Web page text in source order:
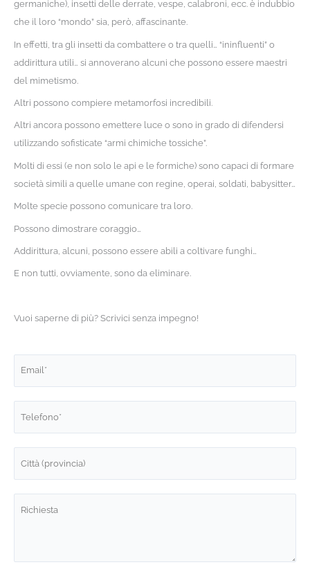
germaniche), insetti delle derrate, vespe, calabroni, ecc. è indubbio
che il loro “mondo” sia, però, affascinante.
In effetti, tra gli insetti da combattere o tra quelli… “ininfluenti” o
addirittura utili… si annoverano alcuni che possono essere maestri
del mimetismo.
Altri possono compiere metamorfosi incredibili.
Altri ancora possono emettere luce o sono in grado di difendersi
utilizzando sofisticate “armi chimiche tossiche”.
Molti di essi (e non solo le api e le formiche) sono capaci di formare
società simili a quelle umane con regine, operai, soldati, babysitter…
Molte specie possono comunicare tra loro.
Possono dimostrare coraggio…
Addirittura, alcuni, possono essere abili a coltivare funghi…
E non tutti, ovviamente, sono da eliminare.
Vuoi saperne di più? Scrivici senza impegno!